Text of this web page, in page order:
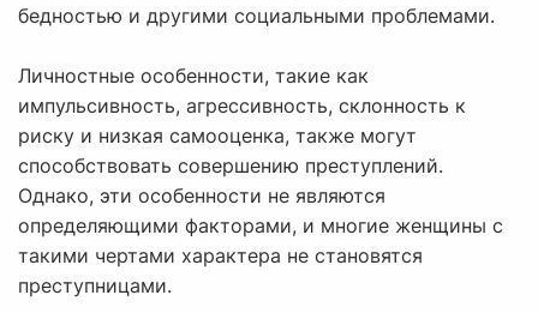
бедностью и другими социальными проблемами.
Личностные особенности, такие как
импульсивность, агрессивность, склонность к
риску и низкая самооценка, также могут
способствовать совершению преступлений.
Однако, эти особенности не являются
определяющими факторами, и многие женщины с
такими чертами характера не становятся
преступницами.